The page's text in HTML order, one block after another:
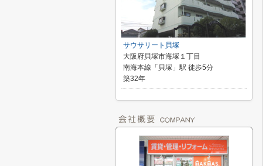
サウサリート貝塚
大阪府貝塚市海塚１丁目
南海本線「貝塚」駅 徒歩5分
築32年